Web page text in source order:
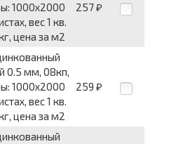
1000x2000
вес 1 кв.
цена за м2
257 ₽
0.5 мм, 08кп,
1000x2000
вес 1 кв.
цена за м2
259 ₽